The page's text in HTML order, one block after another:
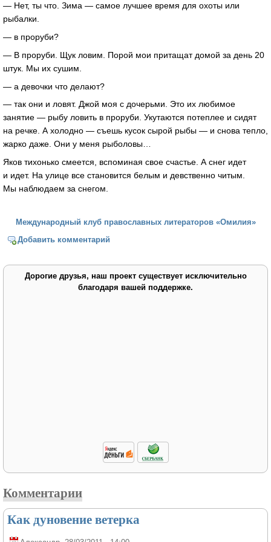
— Нет, ты что. Зима — самое лучшее время для охоты или
рыбалки.
— в проруби?
— В проруби. Щук ловим. Порой мои притащат домой за день 20
штук. Мы их сушим.
— а девочки что делают?
— так они и ловят. Джой моя с дочерьми. Это их любимое
занятие — рыбу ловить в проруби. Укутаются потеплее и сидят
на речке. А холодно — съешь кусок сырой рыбы — и снова тепло,
жарко даже. Они у меня рыболовы…
Яков тихонько смеется, вспоминая свое счастье. А снег идет
и идет. На улице все становится белым и девственно читым.
Мы наблюдаем за снегом.
Международный клуб православных литераторов «Омилия»
Добавить комментарий
Дорогие друзья, наш проект существует исключительно
благодаря вашей поддержке.
Комментарии
Как дуновение ветерка